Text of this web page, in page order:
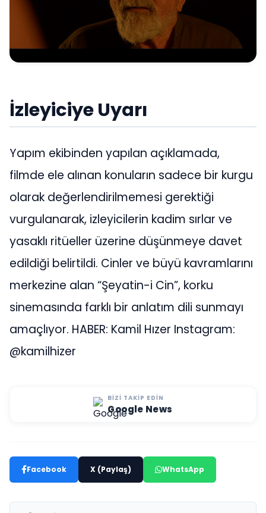
İzleyiciye Uyarı
Yapım ekibinden yapılan açıklamada,
filmde ele alınan konuların sadece bir kurgu
olarak değerlendirilmemesi gerektiği
vurgulanarak, izleyicilerin kadim sırlar ve
yasaklı ritüeller üzerine düşünmeye davet
edildiği belirtildi. Cinler ve büyü kavramlarını
merkezine alan “Şeyatin-i Cin”, korku
sinemasında farklı bir anlatım dili sunmayı
amaçlıyor. HABER: Kamil Hızer Instagram:
@kamilhizer
BIZI TAKIP EDIN
Google News
Facebook X (Paylaş) WhatsApp